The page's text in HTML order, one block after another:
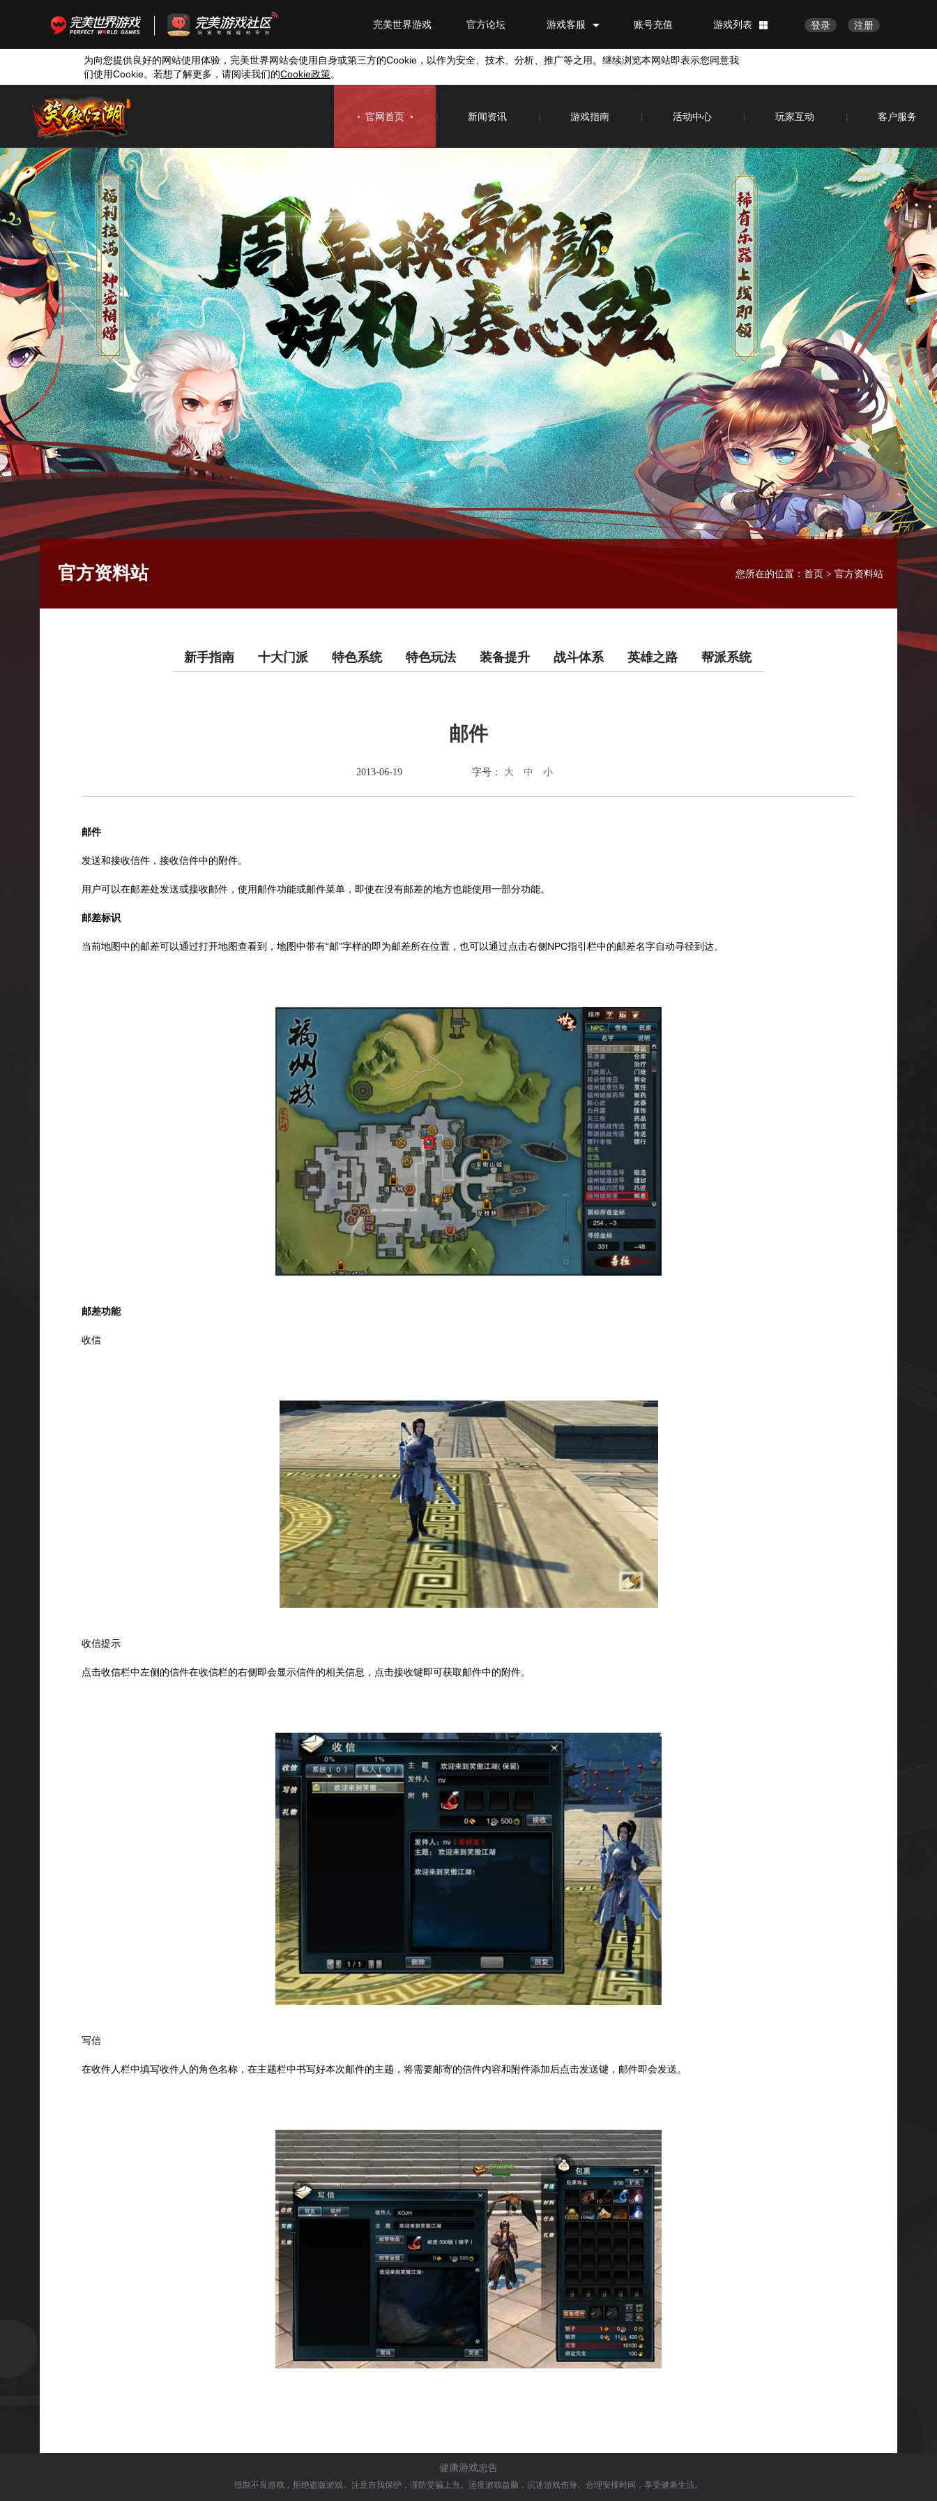
注册
登录
游戏列表
账号充值
游戏客服
官方论坛
完美世界游戏
为向您提供良好的网站使用体验，完美世界网站会使用自身或第三方的Cookie ，以作为安全、技术、分析、推广等之用。继续浏览本网站即表示您同意我
们使用Cookie。若想了解更多，请阅读我们的Cookie政策。
客户服务
|
玩家互动
|
活动中心
游戏指南
|
新闻资讯
|
官网首页
官方资料站 您所在的位置：首页> 官方资料站
新手指南 十大门派 特色系统 特色玩法 装备提升 战斗体系 英雄之路 帮派系统
邮件
2013-06-19 字号： 大 中 小
邮件
发送和接收信件，接收信件中的附件。
用户可以在邮差处发送或接收邮件，使用邮件功能或邮件菜单，即使在没有邮差的地方也能使用一部分功能。
邮差标识
当前地图中的邮差可以通过打开地图查看到，地图中带有“邮”字样的即为邮差所在位置，也可以通过点击右侧NPC指引栏中的邮差名字自动寻径到达。
邮差功能
收信
收信提示
点击收信栏中左侧的信件在收信栏的右侧即会显示信件的相关信息，点击接收键即可获取邮件中的附件。
写信
在收件人栏中填写收件人的角色名称，在主题栏中书写好本次邮件的主题，将需要邮寄的信件内容和附件添加后点击发送键，邮件即会发送。
健康游戏忠告
抵制不良游戏，拒绝盗版游戏。注意自我保护，谨防受骗上当。 适度游戏益脑，沉迷游戏伤身。合理安排时间，享受健康生活。